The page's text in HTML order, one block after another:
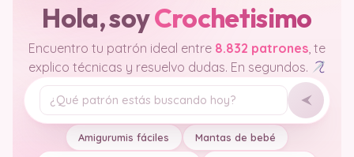
Hola, soyCrochetisimo
Encuentro tu patrón ideal entre 8.832 patrones , te
explico técnicas y resuelvo dudas. En segundos.
Tu pregunta
Amigurumis fáciles Mantas de bebé